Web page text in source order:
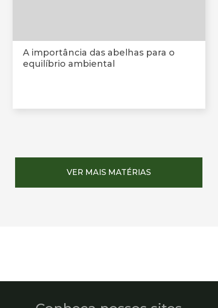
A importância das abelhas para o
equilíbrio ambiental
VER MAIS MATÉRIAS